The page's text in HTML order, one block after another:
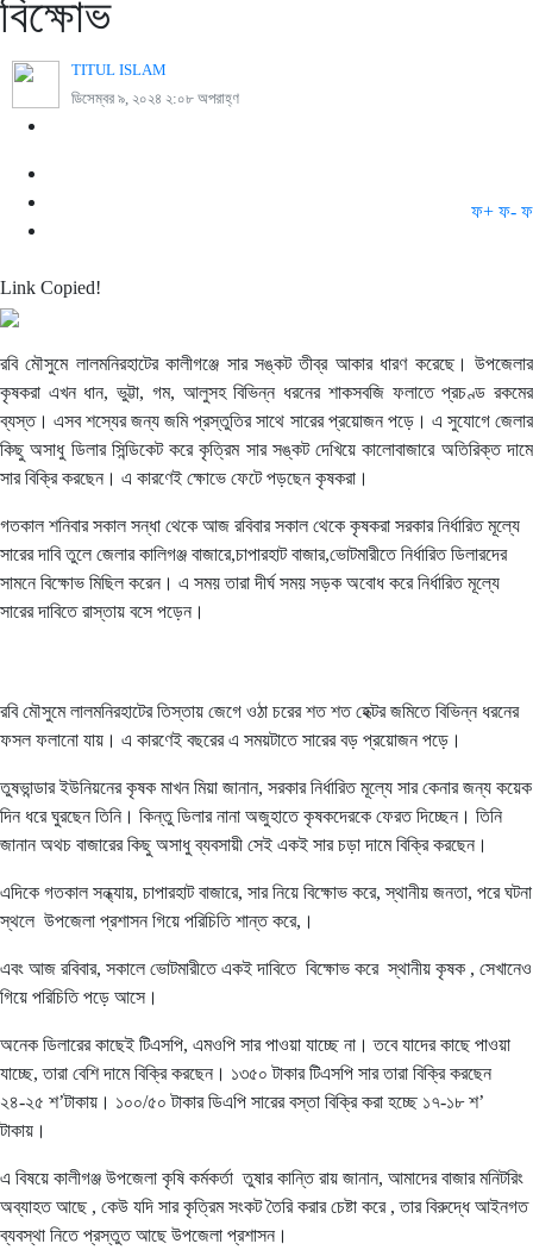
বিক্ষোভ
TITUL ISLAM
ডিসেম্বর ৯, ২০২৪ ২:০৮ অপরাহ্ণ
ফ+ ফ- ফ
Link Copied!
রবি মৌসুমে লালমনিরহাটের কালীগঞ্জে সার সঙ্কট তীব্র আকার ধারণ করেছে। উপজেলার
কৃষকরা এখন ধান, ভুট্টা, গম, আলুসহ বিভিন্ন ধরনের শাকসবজি ফলাতে প্রচণ্ড রকমের
ব্যস্ত। এসব শস্যের জন্য জমি প্রস্তুতির সাথে সারের প্রয়োজন পড়ে। এ সুযোগে জেলার
কিছু অসাধু ডিলার সিন্ডিকেট করে কৃত্রিম সার সঙ্কট দেখিয়ে কালোবাজারে অতিরিক্ত দামে
সার বিক্রি করছেন। এ কারণেই ক্ষোভে ফেটে পড়ছেন কৃষকরা।
গতকাল শনিবার সকাল সন্ধা থেকে আজ রবিবার সকাল থেকে কৃষকরা সরকার নির্ধারিত মূল্যে
সারের দাবি তুলে জেলার কালিগঞ্জ বাজারে,চাপারহাট বাজার,ভোটমারীতে নির্ধারিত ডিলারদের
সামনে বিক্ষোভ মিছিল করেন। এ সময় তারা দীর্ঘ সময় সড়ক অবোধ করে নির্ধারিত মূল্যে
সারের দাবিতে রাস্তায় বসে পড়েন।
রবি মৌসুমে লালমনিরহাটের তিস্তায় জেগে ওঠা চরের শত শত হেক্টর জমিতে বিভিন্ন ধরনের
ফসল ফলানো যায়। এ কারণেই বছরের এ সময়টাতে সারের বড় প্রয়োজন পড়ে।
তুষভান্ডার ইউনিয়নের কৃষক মাখন মিয়া জানান, সরকার নির্ধারিত মূল্যে সার কেনার জন্য কয়েক
দিন ধরে ঘুরছেন তিনি। কিন্তু ডিলার নানা অজুহাতে কৃষকদেরকে ফেরত দিচ্ছেন। তিনি
জানান অথচ বাজারের কিছু অসাধু ব্যবসায়ী সেই একই সার চড়া দামে বিক্রি করছেন।
এদিকে গতকাল সন্ধ্যায়, চাপারহাট বাজারে, সার নিয়ে বিক্ষোভ করে, স্থানীয় জনতা, পরে ঘটনা
স্থলে উপজেলা প্রশাসন গিয়ে পরিচিতি শান্ত করে,।
এবং আজ রবিবার, সকালে ভোটমারীতে একই দাবিতে বিক্ষোভ করে স্থানীয় কৃষক , সেখানেও
গিয়ে পরিচিতি পড়ে আসে।
অনেক ডিলারের কাছেই টিএসপি, এমওপি সার পাওয়া যাচ্ছে না। তবে যাদের কাছে পাওয়া
যাচ্ছে, তারা বেশি দামে বিক্রি করছেন। ১৩৫০ টাকার টিএসপি সার তারা বিক্রি করছেন
২৪-২৫ শ’টাকায়। ১০০/৫০ টাকার ডিএপি সারের বস্তা বিক্রি করা হচ্ছে ১৭-১৮ শ’
টাকায়।
এ বিষয়ে কালীগঞ্জ উপজেলা কৃষি কর্মকর্তা তুষার কান্তি রায় জানান, আমাদের বাজার মনিটরিং
অব্যাহত আছে , কেউ যদি সার কৃত্রিম সংকট তৈরি করার চেষ্টা করে , তার বিরুদ্ধে আইনগত
ব্যবস্থা নিতে প্রস্তুত আছে উপজেলা প্রশাসন।